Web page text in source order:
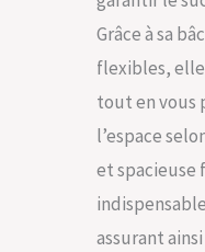
Grâce à sa
flexibles,
tout en vous
l’espace
et spacieuse
assurant